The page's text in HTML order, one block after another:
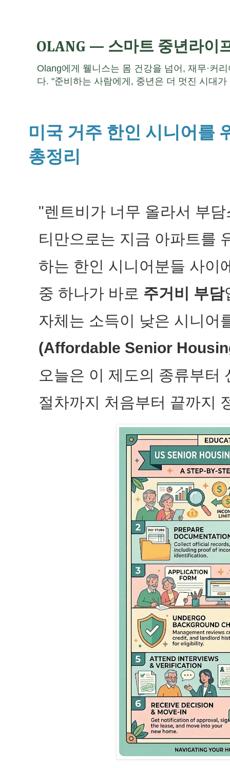
OLANG — 스마트 중년라이
Olang에게 웰니스는 몸 건강을 넘어, 재무·커
다. "준비하는 사람에게, 중년은 더 멋진 시대가
미국 거주 한인 시니어를
총정리
"렌트비가 너무 올라서 부
티만으로는 지금 아파트를
하는 한인 시니어분들 사이
중 하나가 바로 주거비 부담
자체는 소득이 낮은 시니어
(Affordable Senior
오늘은 이 제도의 종류부터
절차까지 처음부터 끝까지